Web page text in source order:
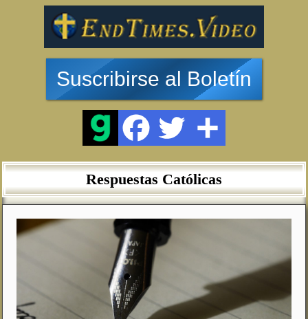
Suscribirse al Boletín
Respuestas Católicas